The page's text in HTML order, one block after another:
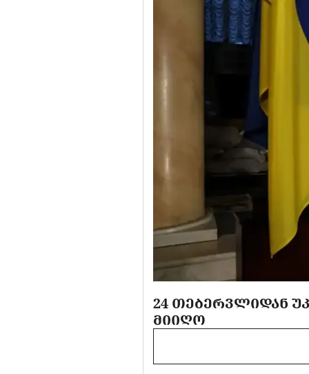
24 ᲗᲔᲑᲔᲠᲕᲚᲘᲓᲐᲜ
ᲛᲘᲘᲦᲝ